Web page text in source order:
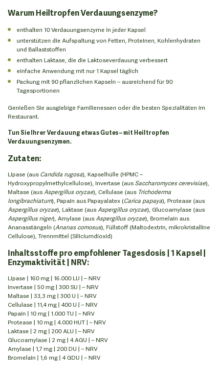
Warum Heiltropfen Verdauungsenzyme?
enthalten 10 Verdauungsenzyme in jeder Kapsel
unterstützen die Aufspaltung von Fetten, Proteinen, Kohlenhydraten
und Ballaststoffen
enthalten Laktase, die die Laktoseverdauung verbessert
einfache Anwendung mit nur 1 Kapsel täglich
Packung mit 90 pflanzlichen Kapseln – ausreichend für 90
Tagesportionen
Genießen Sie ausgiebige Familienessen oder die besten Spezialitäten im
Restaurant.
Tun Sie Ihrer Verdauung etwas Gutes – mit Heiltropfen
Verdauungsenzymen.
Zutaten:
Lipase (aus Candida rugosa), Kapselhülle (HPMC –
Hydroxypropylmethylcellulose), Invertase (ausSaccharomyces cerevisiae),
Maltase (aus Aspergillus oryzae), Cellulase (aus Trichoderma
longibrachiatum), Papain aus Papayalatex (Carica papaya), Protease (aus
Aspergillus oryzae), Laktase (aus Aspergillus oryzae), Glucoamylase (aus
Aspergillus niger), Amylase (aus Aspergillus oryzae), Bromelain aus
Ananasstängeln (Ananas comosus), Füllstoff (Maltodextrin, mikrokristalline
Cellulose), Trennmittel (Siliciumdioxid)
Inhaltsstoffe pro empfohlener Tagesdosis | 1 Kapsel |
Enzymaktivität | NRV:
Lipase | 160 mg | 16.000 LU | – NRV
Invertase | 50 mg | 300 SU | – NRV
Maltase | 33,3 mg | 300 U | – NRV
Cellulase | 11,4 mg | 400 U | – NRV
Papain | 10 mg | 1.000 TU | – NRV
Protease | 10 mg | 4.000 HUT | – NRV
Laktase | 2 mg | 200 ALU | – NRV
Glucoamylase | 2 mg | 4 AGU | – NRV
Amylase | 1,7 mg | 200 DU | – NRV
Bromelain | 1,6 mg | 4 GDU | – NRV